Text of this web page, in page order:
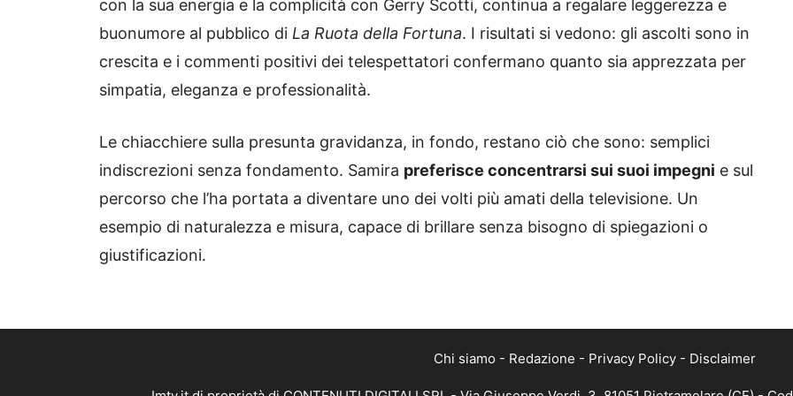
con la sua energia e la complicità con Gerry Scotti, continua a regalare leggerezza e
buonumore al pubblico di La Ruota della Fortuna. I risultati si vedono: gli ascolti sono in
crescita e i commenti positivi dei telespettatori confermano quanto sia apprezzata per
simpatia, eleganza e professionalità.
Le chiacchiere sulla presunta gravidanza, in fondo, restano ciò che sono: semplici
indiscrezioni senza fondamento. Samira preferisce concentrarsi sui suoi impegni e sul
percorso che l’ha portata a diventare uno dei volti più amati della televisione. Un
esempio di naturalezza e misura, capace di brillare senza bisogno di spiegazioni o
giustificazioni.
Chi siamo - Redazione - Privacy Policy - Disclaimer